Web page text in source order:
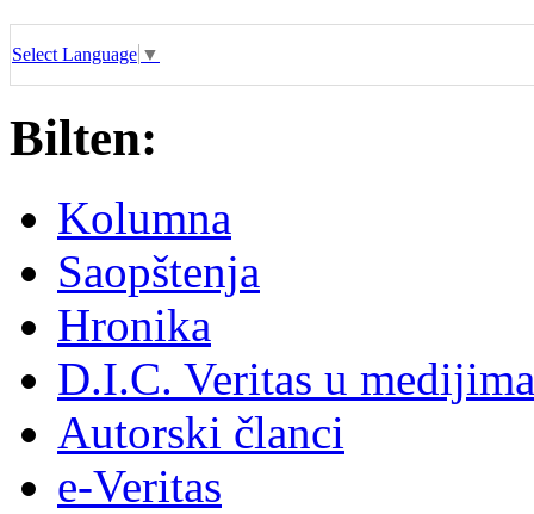
Select Language ▼
Bilten:
Kolumna
Saopštenja
Hronika
D.I.C. Veritas u medijima
Autorski članci
e-Veritas